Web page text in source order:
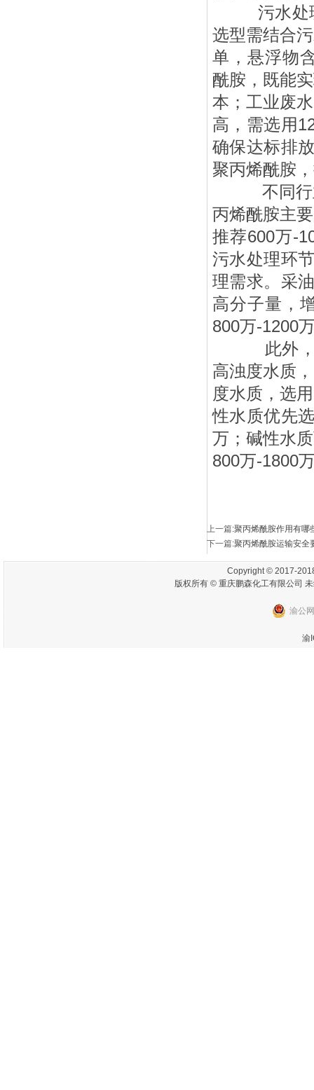
污水处
选型需结合
单，悬浮物
酰胺，既能
本；工业废
高，需选用
确保达标排
聚丙烯酰胺
不同行
丙烯酰胺主
推荐600万-
污水处理环
理需求。采
高分子量，
800万-1200
此外，
高浊度水质
度水质，选
性水质优先
万；碱性水
800万-1800
上一篇:聚丙烯酰胺作用有哪
下一篇:聚丙烯酰胺运输安全
Copyright © 2017-
版权所有 © 重庆鹏森化工有限公司
渝公
渝